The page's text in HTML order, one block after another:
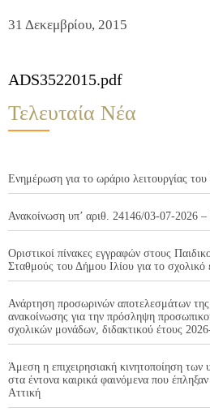
31 Δεκεμβρίου, 2015
ADS3522015.pdf
Τελευταία Νέα
Ενημέρωση για το ωράριο λειτουργίας
Ανακοίνωση υπ’ αριθ. 24146/03-07-2026
Οριστικοί πίνακες εγγραφών στους
Σταθμούς του Δήμου Ιλίου για το σχολικό
Ανάρτηση προσωρινών αποτελεσμάτων
ανακοίνωσης για την πρόσληψη
σχολικών μονάδων, διδακτικού έτους
Άμεση η επιχειρησιακή κινητοποίηση των
στα έντονα καιρικά φαινόμενα που
Αττική